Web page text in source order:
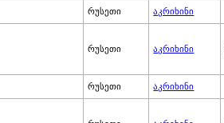
რუსეთი აკრიხინი
რუსეთი აკრიხინი
რუსეთი აკრიხინი